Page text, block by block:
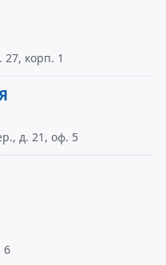
корп. 1
д. 21, оф. 5
6